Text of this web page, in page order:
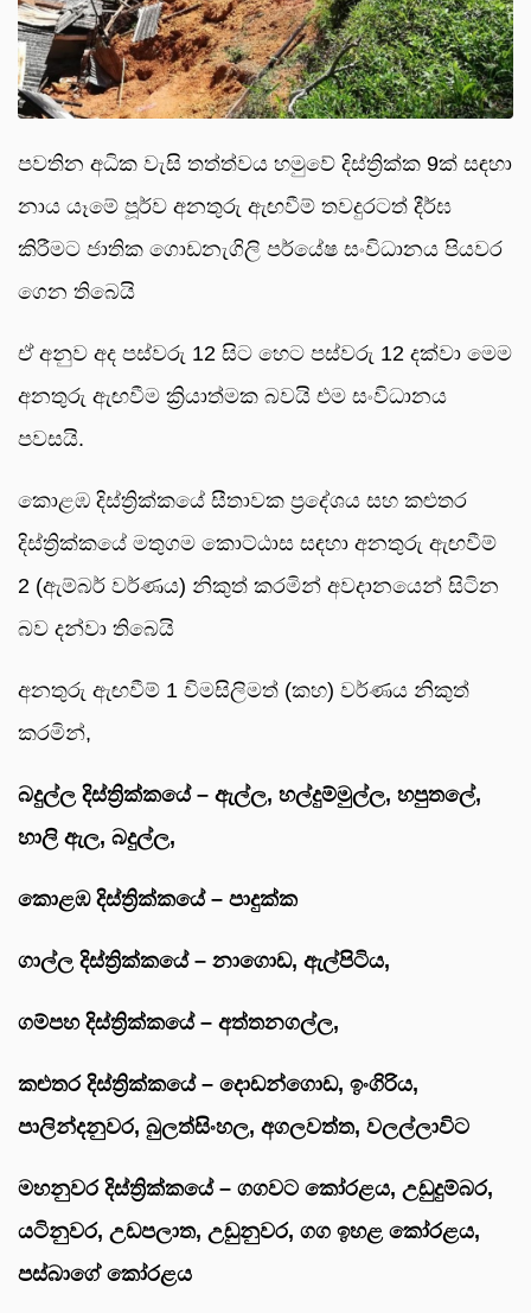
පවතින අධික වැසි තත්ත්වය හමුවේ දිස්ත්‍රික්ක 9ක් සඳහා
නාය යෑමේ පූර්ව අනතුරු ඇඟවීම් තවදුරටත් දීර්ඝ
කිරීමට ජාතික ගොඩනැගිලි පර්යේෂ සංවිධානය පියවර
ගෙන තිබෙයි
ඒ අනුව අද පස්වරු 12 සිට හෙට පස්වරු 12 දක්වා මෙම
අනතුරු ඇඟවීම ක්‍රියාත්මක බවයි එම සංවිධානය
පවසයි.
කොළඹ දිස්ත්‍රික්කයේ සීතාවක ප්‍රදේශය සහ කළුතර
දිස්ත්‍රික්කයේ මතුගම කොට්ඨාස සඳහා අනතුරු ඇඟවීම්
2 (ඇම්බර් වර්ණය) නිකුත් කරමින් අවදානයෙන් සිටින
බව දන්වා තිබෙයි
අනතුරු ඇඟවීම් 1 විමසිලිමත් (කහ) වර්ණය නිකුත්
කරමින්,
බදුල්ල දිස්ත්‍රික්කයේ – ඇල්ල, හල්දුම්මුල්ල, ⁠හපුතලේ,
⁠හාලි ඇල, ⁠බදුල්ල,
කොළඹ දිස්ත්‍රික්කයේ – පාදුක්ක
ගාල්ල දිස්ත්‍රික්කයේ – නාගොඩ, ඇල්පිටිය,
ගම්පහ දිස්ත්‍රික්කයේ – අත්තනගල්ල,
කළුතර දිස්ත්‍රික්කයේ – දොඩන්ගොඩ, ⁠ඉංගිරිය,
පාලින්දනුවර, ⁠බුලත්සිංහල, ⁠අගලවත්ත, ⁠වලල්ලාවිට
මහනුවර දිස්ත්‍රික්කයේ – ගගවට කෝරළය, ⁠උඩුදුම්බර,
යටිනුවර, ⁠උඩපලාත, ⁠උඩුනුවර, ⁠ගග ඉහළ කෝරළය,
⁠පස්බාගේ කෝරළය